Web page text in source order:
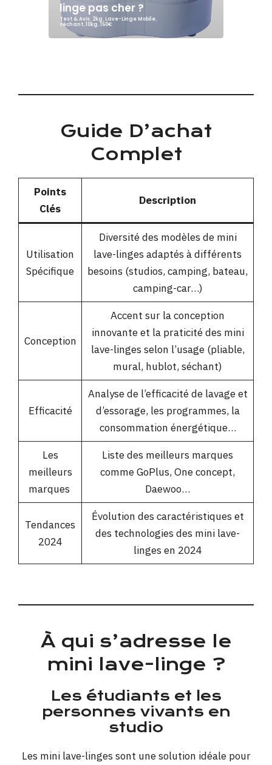
linge pas cher ?
Test & Avis, 2kg , Lave-Linge Mobile,
séchant,10kg ,150€
Guide D’achat
Complet
Points
Clés
Description
Utilisation
Spécifique
Diversité des modèles de mini
lave-linges adaptés à différents
besoins (studios, camping, bateau,
camping-car…)
Conception
Accent sur la conception
innovante et la praticité des mini
lave-linges selon l’usage (pliable,
mural, hublot, séchant)
Efficacité
Analyse de l’efficacité de lavage et
d’essorage, les programmes, la
consommation énergétique…
Les
meilleurs
marques
Liste des meilleurs marques
comme GoPlus, One concept,
Daewoo…
Tendances
2024
Évolution des caractéristiques et
des technologies des mini lave-
linges en 2024
À qui s’adresse le
mini lave-linge ?
Les étudiants et les
personnes vivants en
studio
Les mini lave-linges sont une solution idéale pour